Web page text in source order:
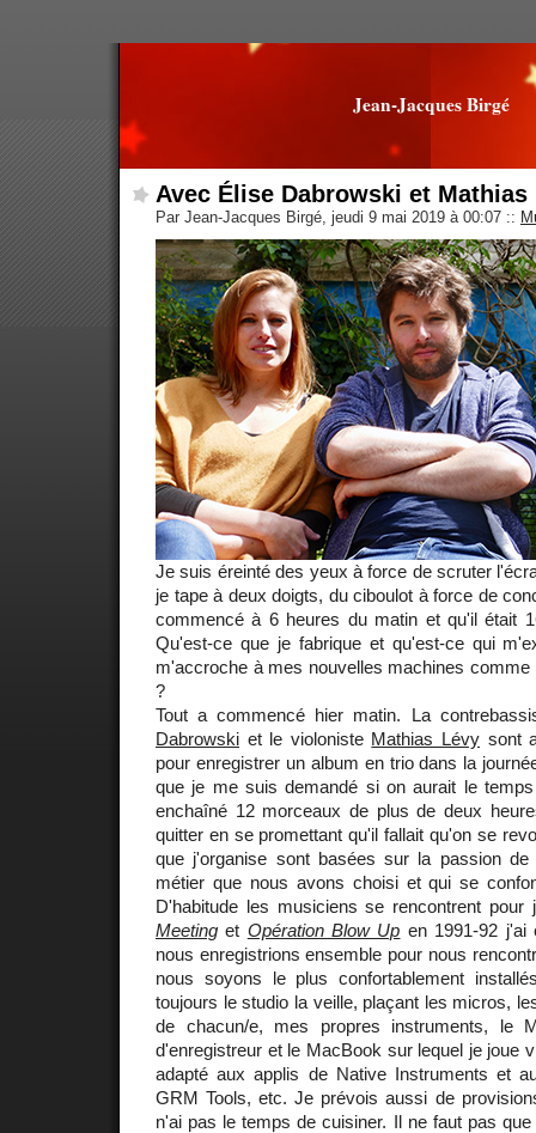
Jean-Jacques Birgé
Avec Élise Dabrowski et Mathias
Par Jean-Jacques Birgé, jeudi 9 mai 2019 à 00:07 ::
Je suis éreinté des yeux à force de scruter
je tape à deux doigts, du ciboulot à force de
commencé à 6 heures du matin et qu'il était
Qu'est-ce que je fabrique et qu'est-ce qui
m'accroche à mes nouvelles machines comme
?
Tout a commencé hier matin. La
Dabrowski et le violoniste Mathias Lévy sont
pour enregistrer un album en trio dans la
que je me suis demandé si on aurait le
enchaîné 12 morceaux de plus de deux
quitter en se promettant qu'il fallait qu'on se
que j'organise sont basées sur la passion
métier que nous avons choisi et qui se
D'habitude les musiciens se rencontrent
Meeting et Opération Blow Up en 1991-92 j'ai
nous enregistrions ensemble pour nous
nous soyons le plus confortablement
toujours le studio la veille, plaçant les micros,
de chacun/e, mes propres instruments, le
d'enregistreur et le MacBook sur lequel je joue
adapté aux applis de Native Instruments et
GRM Tools, etc. Je prévois aussi de
n'ai pas le temps de cuisiner. Il ne faut pas que